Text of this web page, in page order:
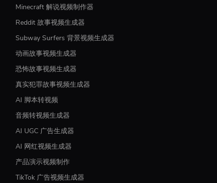
Minecraft 解说视频制作器
Reddit 故事视频生成器
Subway Surfers 背景视频生成器
动画故事视频生成器
恐怖故事视频生成器
真实犯罪故事视频生成器
AI 脚本转视频
音频转视频生成器
AI UGC 广告生成器
AI 网红视频生成器
产品演示视频制作
TikTok 广告视频生成器